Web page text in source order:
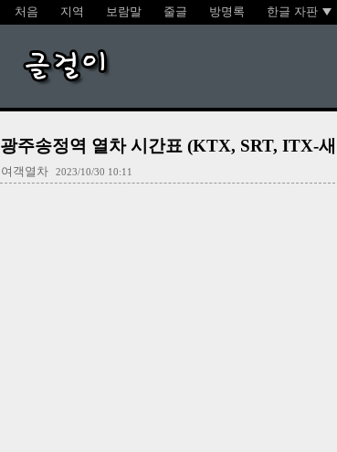
처음 지역 보람말 줄글 방명록 한글 자판
글걸이
광주송정역 열차 시간표 (KTX, SRT, ITX-
여객열차 2023/10/30 10:11